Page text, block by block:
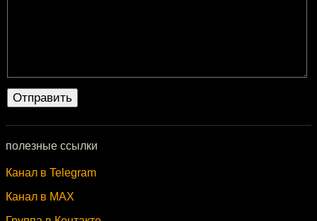
полезные ссылки
Канал в Telegram
Канал в MAX